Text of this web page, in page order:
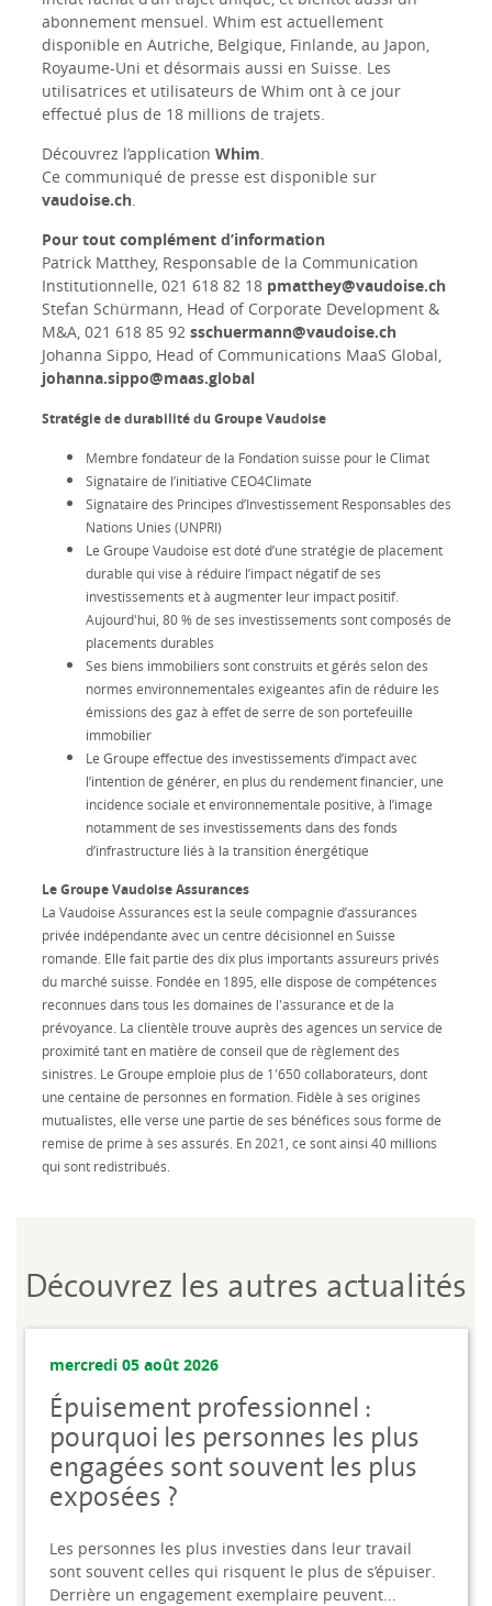
abonnement mensuel. Whim est actuellement
disponible en Autriche, Belgique, Finlande, au Japon,
Royaume-Uni et désormais aussi en Suisse. Les
utilisatrices et utilisateurs de Whim ont à ce jour
effectué plus de 18 millions de trajets.
Découvrez l’application Whim
Ce communiqué de presse est disponible sur
vaudoise.ch.
Pour tout complément d’information
Patrick Matthey, Responsable de la Communication
Institutionnelle, 021 618 82 18 pmatthey@vaudoise.ch
Stefan Schürmann, Head of Corporate Development &
M&A, 021 618 85 92 sschuermann@vaudoise.ch
Johanna Sippo, Head of Communications MaaS Global,
johanna.sippo@maas.global
Stratégie de durabilité du Groupe Vaudoise
Membre fondateur de la Fondation suisse pour le Climat
Signataire de l’initiative CEO4Climate
Signataire des Principes d’Investissement Responsables des
Nations Unies (UNPRI)
Le Groupe Vaudoise est doté d’une stratégie de placement
durable qui vise à réduire l’impact négatif de ses
investissements et à augmenter leur impact positif.
Aujourd'hui, 80 % de ses investissements sont composés de
placements durables
Ses biens immobiliers sont construits et gérés selon des
normes environnementales exigeantes afin de réduire les
émissions des gaz à effet de serre de son portefeuille
immobilier
Le Groupe effectue des investissements d’impact avec
l’intention de générer, en plus du rendement financier, une
incidence sociale et environnementale positive, à l’image
notamment de ses investissements dans des fonds
d’infrastructure liés à la transition énergétique
Le Groupe Vaudoise Assurances
La Vaudoise Assurances est la seule compagnie d’assurances
privée indépendante avec un centre décisionnel en Suisse
romande. Elle fait partie des dix plus importants assureurs privés
du marché suisse. Fondée en 1895, elle dispose de compétences
reconnues dans tous les domaines de l'assurance et de la
prévoyance. La clientèle trouve auprès des agences un service de
proximité tant en matière de conseil que de règlement des
sinistres. Le Groupe emploie plus de 1'650 collaborateurs, dont
une centaine de personnes en formation. Fidèle à ses origines
mutualistes, elle verse une partie de ses bénéfices sous forme de
remise de prime à ses assurés. En 2021, ce sont ainsi 40 millions
qui sont redistribués.
Découvrez les autres actualités
mercredi 05 août 2026
Épuisement professionnel :
pourquoi les personnes les plus
engagées sont souvent les plus
exposées ?
Les personnes les plus investies dans leur travail
sont souvent celles qui risquent le plus de s’épuiser.
Derrière un engagement exemplaire peuvent...